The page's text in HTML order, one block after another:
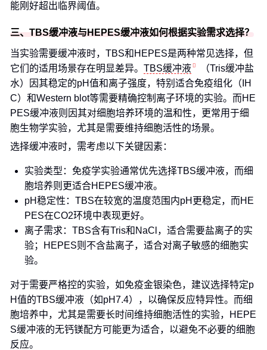
能刚好超出临界阈值。
三、TBS缓冲液与HEPES缓冲液如何根据实验需求选择？
当实验需要缓冲液时，TBS和HEPES是两种常见选择，但
它们的适用场景存在明显差异。 TBS缓冲液
（Tris缓冲盐
水）因其稳定的pH值和离子强度，特别适合免疫组化（IH
C）和Western blot等需要精确控制离子环境的实验。而HE
PES缓冲液则因其对细胞培养环境的温和性，更常用于细
胞生物学实验，尤其是需要维持细胞活性的场景。
选择缓冲液时，需考虑以下关键因素：
实验类型：免疫学实验通常优先选择TBS缓冲液，而细
胞培养则更适合HEPES缓冲液。
pH稳定性：TBS在较宽的温度范围内pH更稳定，而HE
PES在CO2环境中表现更好。
离子需求：TBS含有Tris和NaCl，适合需要盐离子的实
验；HEPES则不含盐离子，适合对离子敏感的细胞实
验。
对于需要严格控的实验，如免疫金银染色，建议选择特定p
H值的TBS缓冲液（如pH7.4），以确保反应特异性。而细
胞培养中，尤其是需要长时间维持细胞活性的实验，HEPE
S缓冲液的无钙镁配方可能更为适合，以避免不必要的细胞
反应。